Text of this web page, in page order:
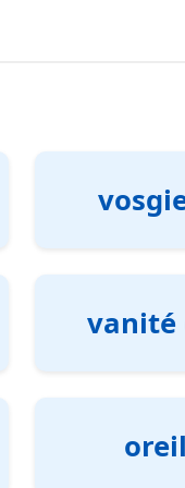
vanité